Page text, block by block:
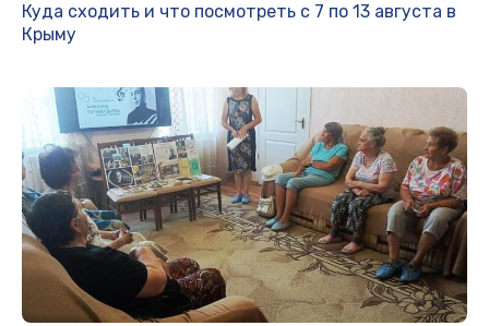
Куда сходить и что посмотреть с 7 по 13 августа в
Крыму